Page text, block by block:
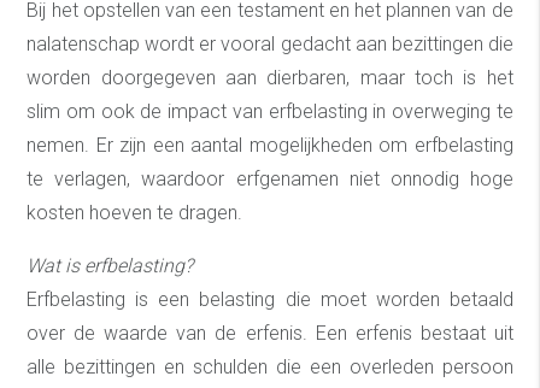
Bij het opstellen van een testament en het plannen van de
nalatenschap wordt er vooral gedacht aan bezittingen die
worden doorgegeven aan dierbaren, maar toch is het
slim om ook de impact van erfbelasting in overweging te
nemen. Er zijn een aantal mogelijkheden om erfbelasting
te verlagen, waardoor erfgenamen niet onnodig hoge
kosten hoeven te dragen.
Wat is erfbelasting?
Erfbelasting is een belasting die moet worden betaald
over de waarde van de erfenis. Een erfenis bestaat uit
alle bezittingen en schulden die een overleden persoon